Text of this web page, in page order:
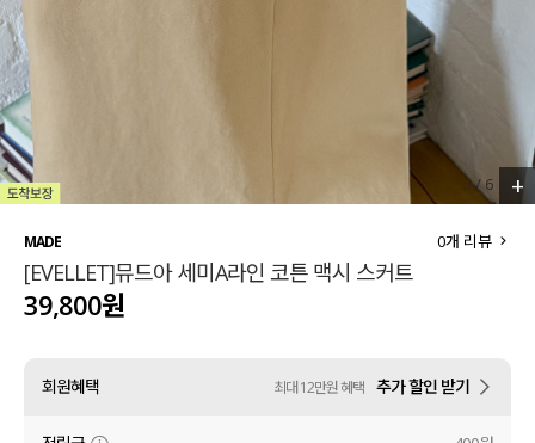
세트할인 ~30%
하객룩
살안타템
110사이즈
티셔츠
셔츠
언더웨어
5/6 +
MADE
[EVELLET]뮤드아 세미A라인 코튼 맥시 스커트
0개 리뷰
39,800원
회원혜택 최대 12만원 혜택 추가 할인 받기